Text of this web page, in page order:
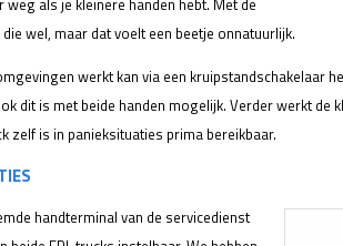
weg als je kleinere handen hebt. Met de
wel, maar dat voelt een beetje onnatuurlijk.
werkt kan via een kruipstandschakelaar
dit is met beide handen mogelijk. Verder werkt
zelf is in panieksituaties prima bereikbaar.
handterminal van de servicedienst